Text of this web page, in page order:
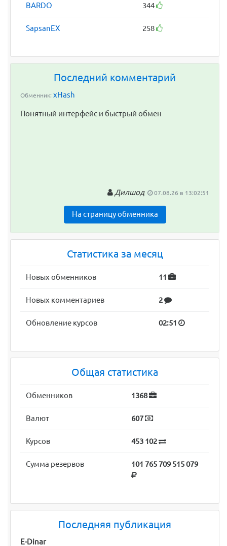
BARDO 344
SapsanEX 258
Последний комментарий
Обменник: xHash
Понятный интерфейс и быстрый обмен
Дилшод 07.08.26 в 13:02:51
На страницу обменника
Статистика за месяц
Новых обменников 11
Новых комментариев 2
Обновление курсов 02:51
Общая статистика
Обменников 1368
Валют 607
Курсов 453 102
Сумма резервов 101 765 709 515 079
Последняя публикация
E-Dinar